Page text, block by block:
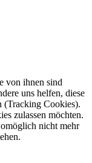
von ihnen sind
uns helfen, diese
(Tracking Cookies).
zulassen möchten.
nicht mehr